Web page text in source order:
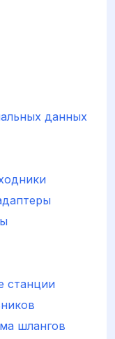
данных
станции
шлангов